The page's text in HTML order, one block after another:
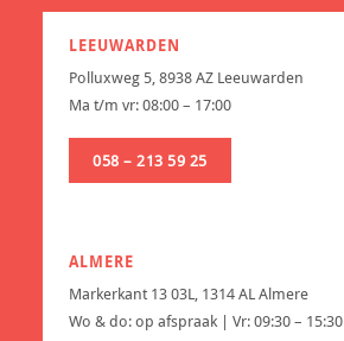
LEEUWARDEN
Polluxweg 5, 8938 AZ Leeuwarden
Ma t/m vr: 08:00 – 17:00
058 – 213 59 25
ALMERE
Markerkant 13 03L, 1314 AL Almere
Wo & do: op afspraak | Vr: 09:30 – 15:30